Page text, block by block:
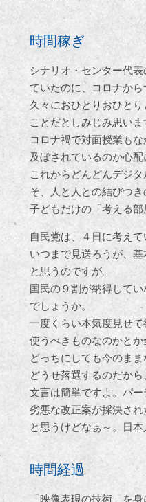
時間稼ぎ
シナリオ・センター代
ていたのに、コロナから
久々におひとりおひと
ことだとしみじみ思いま
コロナ禍で対面授業も
及ぼされているのか心
これからどんどんデジ
そ、人と人との結びつ
子どもだけの「考える部
自民党は、４日に考え
いつまで見送ろうが、
と思うのですが。
国民の９割が納得して
でしょうか。
一度くらい本気度見せ
使うべきものなのかと
どっちにしても今のま
どうせ落選するのだか
文言は簡単ですよ。パ
劣悪な改正案が採決さ
と思うけどなぁ～。日
時間経過
「映像表現の技術」を